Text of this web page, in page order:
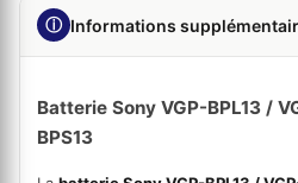
ⓘ Informations
Batterie Sony VGP-BPL13 /
BPS13